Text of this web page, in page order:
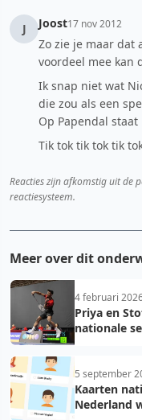
J Joost17 nov 2012
Zo zie je maar dat
voordeel mee kan
Ik snap niet wat
die zou als een
Op Papendal
Tik tok tik tok tik
Reacties zijn afkomstig uit de
reactiesysteem.
Meer over dit
4 februari
Priya en
nationale
5 september
Kaarten
Nederland